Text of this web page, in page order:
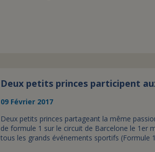
Deux petits princes participent
09 Février 2017
Deux petits princes partageant la même
de formule 1 sur le circuit de Barcelone le 1er
tous les grands événements sportifs